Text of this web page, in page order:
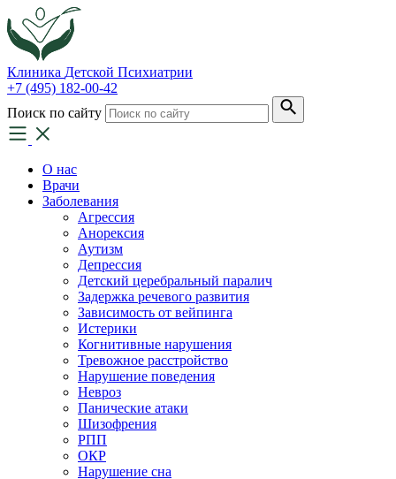
Клиника Детской Психиатрии
+7 (495) 182-00-42
Поиск по сайту
О нас
Врачи
Заболевания
Агрессия
Анорексия
Аутизм
Депрессия
Детский церебральный паралич
Задержка речевого развития
Зависимость от вейпинга
Истерики
Когнитивные нарушения
Тревожное расстройство
Нарушение поведения
Невроз
Панические атаки
Шизофрения
РПП
ОКР
Нарушение сна